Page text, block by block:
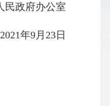
政府办公室
年9月23日